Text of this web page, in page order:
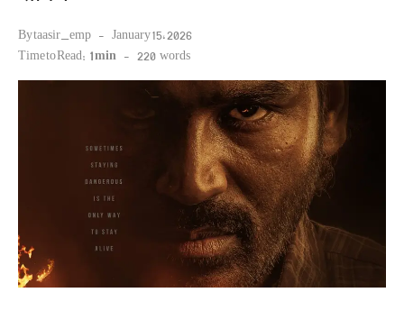
Bytaasir_emp Posted
on
January 15, 2026
Time to Read:1 min - 220words